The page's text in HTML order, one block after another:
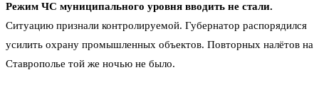
Режим ЧС муниципального уровня вводить не стали.
Ситуацию признали контролируемой. Губернатор распорядился
усилить охрану промышленных объектов. Повторных налётов на
Ставрополье той же ночью не было.